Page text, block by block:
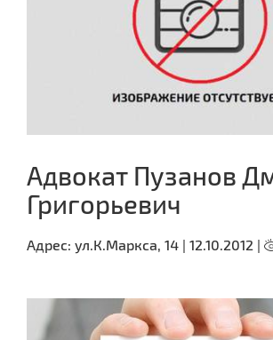
Адвокат Пузанов
Григорьевич
Адрес: ул.К.Маркса, 14 | 12.10.2012 |